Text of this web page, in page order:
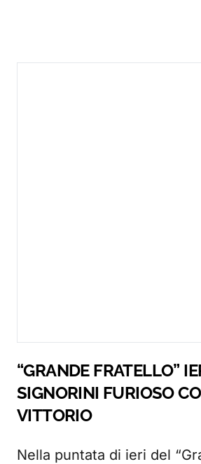
“GRANDE FRATELLO”
SIGNORINI FURIOSO
VITTORIO
Nella puntata di ieri del